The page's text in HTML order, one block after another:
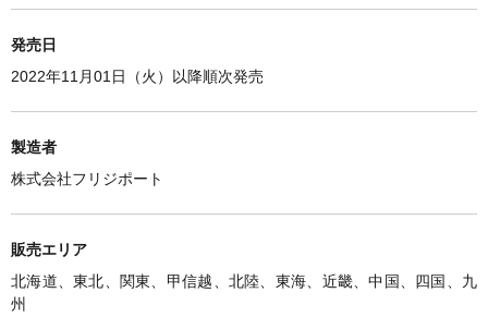
発売日
2022年11月01日（火）以降順次発売
製造者
株式会社フリジポート
販売エリア
北海道、東北、関東、甲信越、北陸、東海、近畿、中国、四国、九
州